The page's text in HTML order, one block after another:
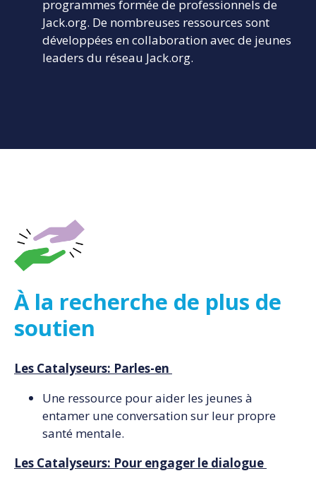
programmes formée de professionnels de
Jack.org. De nombreuses ressources sont
développées en collaboration avec de jeunes
leaders du réseau Jack.org.
À la recherche de plus de
soutien
Les Catalyseurs: Parles-en
Une ressource pour aider les jeunes à
entamer une conversation sur leur propre
santé mentale.
Les Catalyseurs: Pour engager le dialogue